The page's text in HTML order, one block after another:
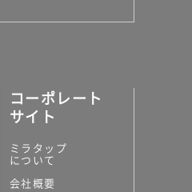
コーポレート
サイト
ミラタップ
について
会社概要